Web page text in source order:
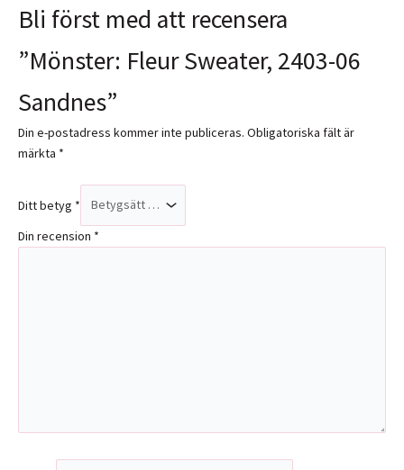
Bli först med att recensera
”Mönster: Fleur Sweater, 2403-06
Sandnes”
Din e-postadress kommer inte publiceras. Obligatoriska fält är
märkta *
Ditt betyg *
Din recension *